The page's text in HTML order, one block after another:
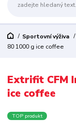
Sportovní výživa
80 1000 g ice coffee
Extrifit CFM
ice coffee
TOP produkt